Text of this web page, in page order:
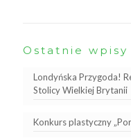
Ostatnie wpisy
Londyńska Przygoda!
Stolicy Wielkiej Brytanii
Konkurs plastyczny